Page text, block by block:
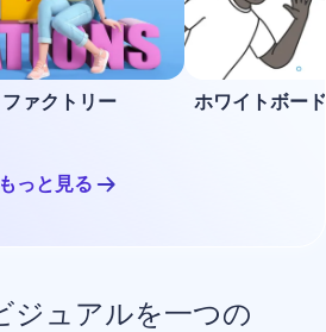
ァクトリー
もっと見る
ジュアルを一つの